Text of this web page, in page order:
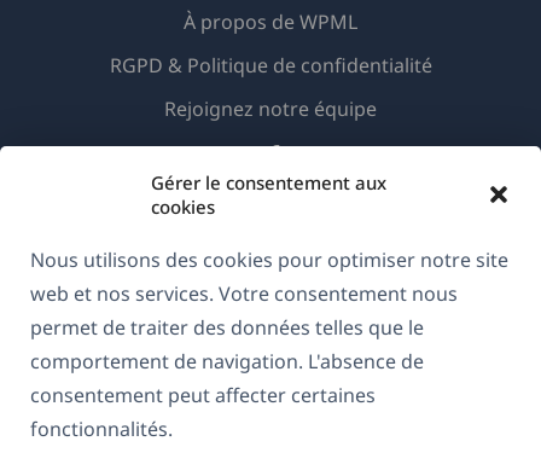
Gérer le consentement aux
cookies
Nous utilisons des cookies pour optimiser notre site
web et nos services. Votre consentement nous
permet de traiter des données telles que le
comportement de navigation. L'absence de
consentement peut affecter certaines
fonctionnalités.
© 2026OnTheGoSystems Limited(s'ouvre
dans
une
À propos de WPML
RGPD & Politique de confidentialité
Rejoignez notre équipe(s'ouvre
dans
une
dans
nouvelle
fenêtre)
dans
nouvelle
fenêtre)
dans
nouvelle
fenêtre)